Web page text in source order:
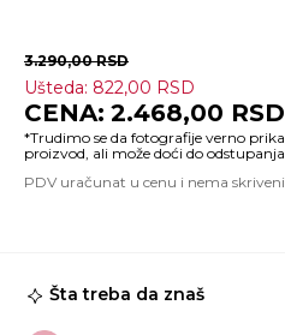
3.290,00RSD
Ušteda: 822,00 RSD
2.468,00 RSD
Šta treba da znaš